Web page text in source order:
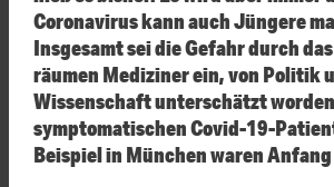
Coronavirus kann auch Jüngere
Insgesamt sei die Gefahr durch
räumen Mediziner ein, von Politik
Wissenschaft unterschätzt
symptomatischen Covid-19-
Beispiel in München waren